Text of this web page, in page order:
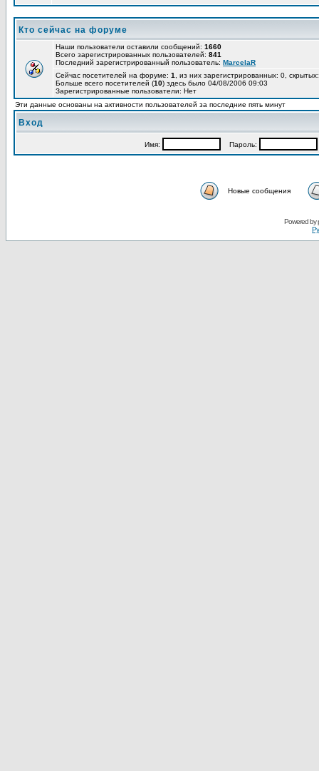
Кто сейчас на форуме
Наши пользователи оставили сообщений: 1660
Всего зарегистрированных пользователей: 841
Последний зарегистрированный пользователь: MarcelaR
Сейчас посетителей на форуме: 1
, из них зарегистрированных: 0,
Больше всего посетителей (10) здесь было 04/08/2006 09:03
Зарегистрированные пользователи: Нет
Эти данные основаны на активности пользователей за последние пять минут
Вход
Имя: Пароль:
Новые сообщения
Powered by